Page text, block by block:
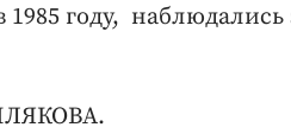
году, наблюдались